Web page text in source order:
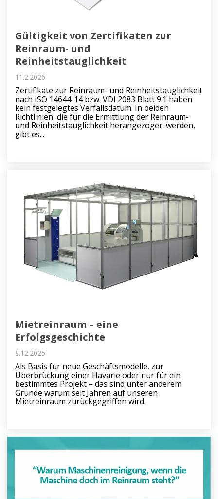
Gültigkeit von Zertifikaten zur
Reinraum- und
Reinheitstauglichkeit
11.2.2026
Zertifikate zur Reinraum- und Reinheitstauglichkeit
nach ISO 14644-14 bzw. VDI 2083 Blatt 9.1 haben
kein festgelegtes Verfallsdatum. In beiden
Richtlinien, die für die Ermittlung der Reinraum-
und Reinheitstauglichkeit herangezogen werden,
gibt es...
Mietreinraum – eine
Erfolgsgeschichte
8.12.2025
Als Basis für neue Geschäftsmodelle, zur
Überbrückung einer Havarie oder nur für ein
bestimmtes Projekt – das sind unter anderem
Gründe warum seit Jahren auf unseren
Mietreinraum zurückgegriffen wird.